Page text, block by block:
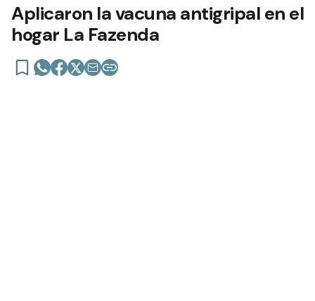
Aplicaron la vacuna antigripal en el
hogar La Fazenda